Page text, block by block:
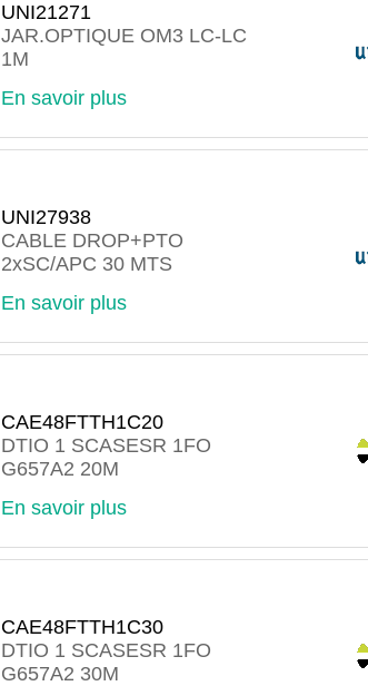
UNI21271
JAR.OPTIQUE OM3 LC-LC
1M
En savoir plus
UNI27938
CABLE DROP+PTO
2xSC/APC 30 MTS
En savoir plus
CAE48FTTH1C20
DTIO 1 SCASESR 1FO
G657A2 20M
En savoir plus
CAE48FTTH1C30
DTIO 1 SCASESR 1FO
G657A2 30M